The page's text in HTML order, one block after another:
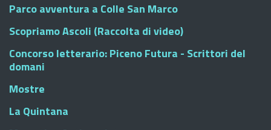
Parco avventura a Colle San Marco
Scopriamo Ascoli (Raccolta di video)
Concorso letterario: Piceno Futura - Scrittori del
domani
Mostre
La Quintana